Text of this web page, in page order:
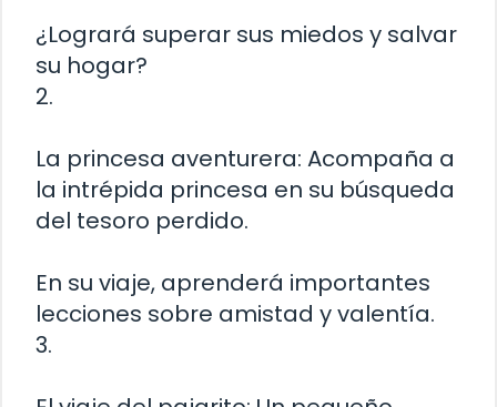
¿Logrará superar sus miedos y salvar
su hogar?
2.
La princesa aventurera: Acompaña a
la intrépida princesa en su búsqueda
del tesoro perdido.
En su viaje, aprenderá importantes
lecciones sobre amistad y valentía.
3.